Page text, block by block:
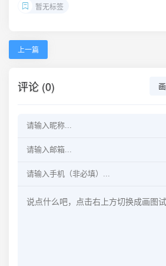
暂无标签
上一篇
评论 (0)